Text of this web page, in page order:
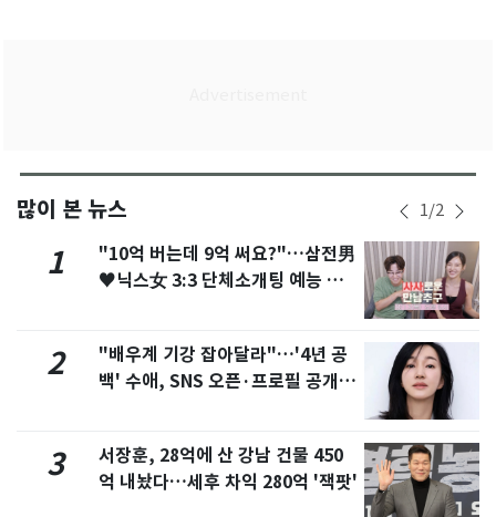
많이 본 뉴스 1/2
1
"10억 버는데 9억 써요?"…삼전男
♥닉스女 3:3 단체소개팅 예능 화
2
"배우계 기강 잡아달라"…'4년 공
백' 수애, SNS 오픈·프로필 공개
3
서장훈, 28억에 산 강남 건물 450
억 내놨다…세후 차익 280억 '잭팟'